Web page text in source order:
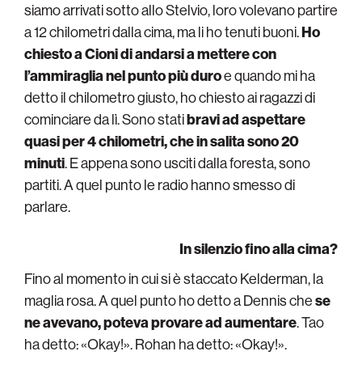
siamo arrivati sotto allo Stelvio, loro volevano partire
a 12 chilometri dalla cima, ma li ho tenuti buoni.Ho
chiesto a Cioni di andarsi a mettere con
l’ammiraglia nel punto più duroe quando mi ha
detto il chilometro giusto, ho chiesto ai ragazzi di
cominciare da lì. Sono statibravi ad aspettare
quasi per 4 chilometri, che in salita sono 20
minuti. E appena sono usciti dalla foresta, sono
partiti. A quel punto le radio hanno smesso di
parlare.
In silenzio fino alla cima?
Fino al momento in cui si è staccato Kelderman, la
maglia rosa. A quel punto ho detto a Dennis chese
ne avevano, poteva provare ad aumentare. Tao
ha detto: «Okay!». Rohan ha detto: «Okay!».